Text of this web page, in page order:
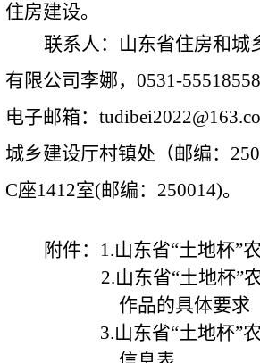
住房建设。
联系人：山东省住房和城
有限公司李娜， 0531-55518558
电子邮箱：
城乡建设厅村镇处（邮编：
C座1412室(邮编：250014)。
附件：1.山东省“土地杯”
2.山东省“土地杯”
作品的具体要求
3.山东省“土地杯”农